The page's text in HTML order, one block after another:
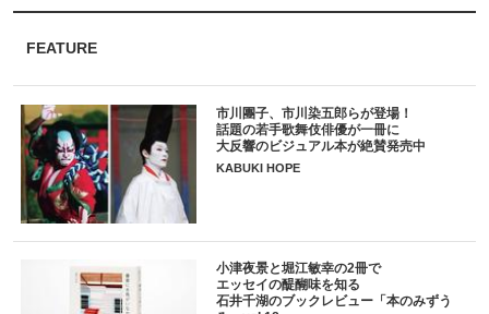
FEATURE
市川團子、市川染五郎らが登場！
話題の若手歌舞伎俳優が一冊に
大反響のビジュアル本が絶賛発売中
KABUKI HOPE
小津夜景と堀江敏幸の2冊で
エッセイの醍醐味を知る
石井千湖のブックレビュー「本のみずう